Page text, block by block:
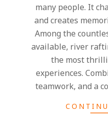
many people. It
and creates
Among the
available, river
the most
experiences.
teamwork, and a